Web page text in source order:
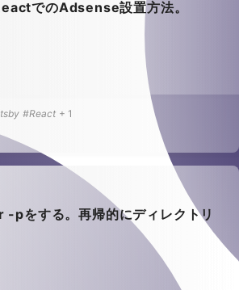
でのAdsense設置方法。
#React + 1
pをする。再帰的にディレクトリ